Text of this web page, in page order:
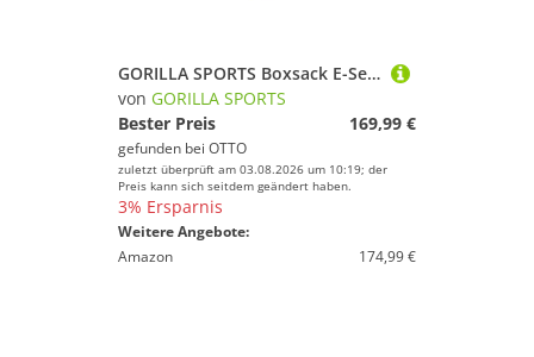
GORILLA SPORTS Boxsack E-Series Boxstation (1-tlg)
von GORILLA SPORTS
Bester Preis
169,99 €
gefunden bei OTTO
zuletzt überprüft am 03.08.2026 um 10:19; der
Preis kann sich seitdem geändert haben.
3% Ersparnis
Weitere Angebote:
Amazon
174,99 €